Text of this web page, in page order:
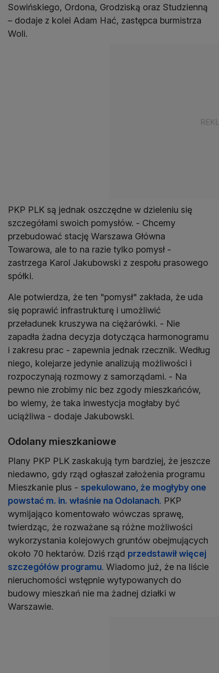
Sowińskiego, Ordona, Grodziską oraz Studzienną
– dodaje z kolei Adam Hać, zastępca burmistrza
Woli.
PKP PLK są jednak oszczędne w dzieleniu się
szczegółami swoich pomysłów. - Chcemy
przebudować stację Warszawa Główna
Towarowa, ale to na razie tylko pomysł -
zastrzega Karol Jakubowski z zespołu prasowego
spółki.
Ale potwierdza, że ten "pomysł" zakłada, że uda
się poprawić infrastrukturę i umożliwić
przeładunek kruszywa na ciężarówki. - Nie
zapadła żadna decyzja dotycząca harmonogramu
i zakresu prac - zapewnia jednak rzecznik. Według
niego, kolejarze jedynie analizują możliwości i
rozpoczynają rozmowy z samorządami. - Na
pewno nie zrobimy nic bez zgody mieszkańców,
bo wiemy, że taka inwestycja mogłaby być
uciążliwa - dodaje Jakubowski.
Odolany mieszkaniowe
Plany PKP PLK zaskakują tym bardziej, że jeszcze
niedawno, gdy rząd ogłaszał założenia programu
Mieszkanie plus - spekulowano, że mogłyby one
powstać m. in. właśnie na Odolanach. PKP
wymijająco komentowało wówczas sprawę,
twierdząc, że rozważane są różne możliwości
wykorzystania kolejowych gruntów obejmujących
około 70 hektarów. Dziś rząd przedstawił więcej
szczegółów programu. Wiadomo już, że na liście
nieruchomości wstępnie wytypowanych do
budowy mieszkań nie ma żadnej działki w
Warszawie.